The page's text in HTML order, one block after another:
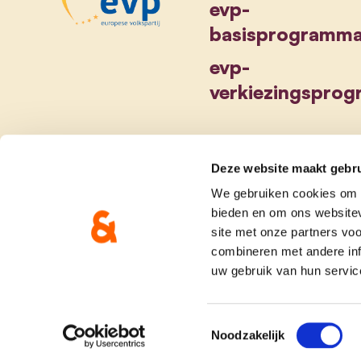
Deze website maakt
We gebruiken cookies
bieden en om ons
site met onze partners
combineren met andere
uw gebruik van hun
Toestemmingsselectie
Noodzakelijk
evp-
evp-